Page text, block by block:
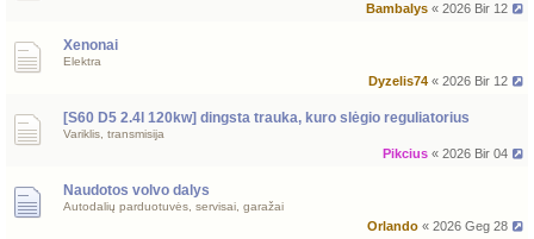
Bambalys « 2026 Bir 12
Xenonai
Elektra
Dyzelis74 « 2026 Bir 12
[S60 D5 2.4l 120kw] dingsta trauka, kuro slėgio reguliatorius
Variklis, transmisija
Pikcius « 2026 Bir 04
Naudotos volvo dalys
Autodalių parduotuvės, servisai, garažai
Orlando « 2026 Geg 28